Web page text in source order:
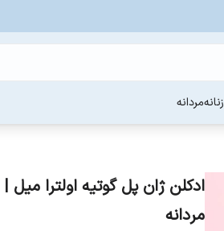
زنانهمردانه
مردانه